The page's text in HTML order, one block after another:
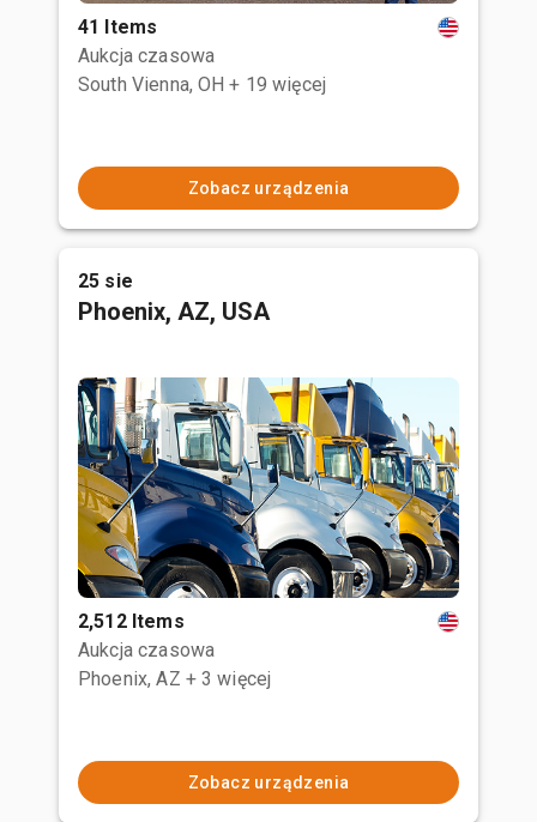
41 Items
Aukcja czasowa
South Vienna, OH + 19 więcej
Zobacz urządzenia
25 sie
Phoenix, AZ, USA
2,512 Items
Aukcja czasowa
Phoenix, AZ + 3 więcej
Zobacz urządzenia